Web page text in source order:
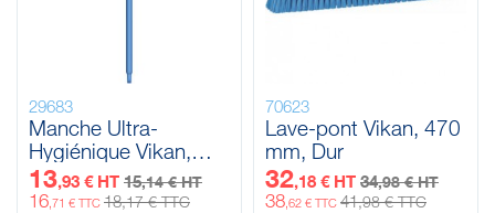
29683
Manche Ultra-
Hygiénique Vikan,
Ø32 mm, 1000 mm
13,93 € HT 15,14 € HT
16,71 € TTC 18,17 € TTC
70623
Lave-pont Vikan, 470
mm, Dur
32,18 € HT 34,98 € HT
38,62 € TTC 41,98 € TTC